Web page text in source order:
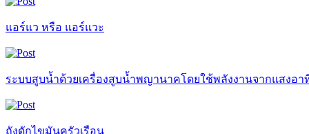
แอร์แว หรือ แอร์แวะ
ระบบสูบน้ำด้วยเครื่องสูบน้ำพญานาคโดยใช้พลังงานจากแสงอา
ถังดักไขมันครัวเรือน